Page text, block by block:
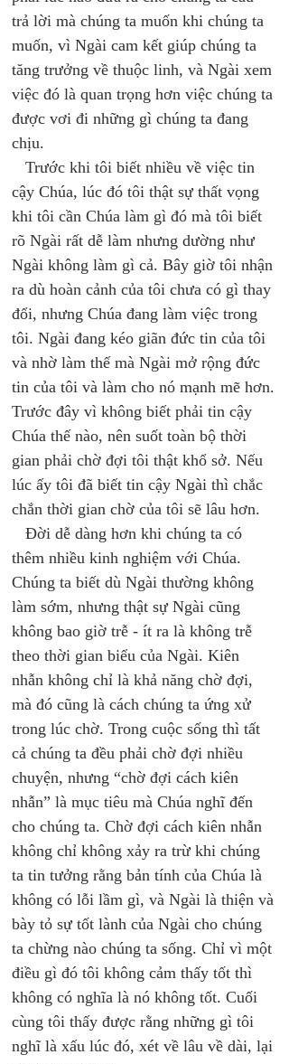
trả lời mà chúng ta muốn khi chúng ta
muốn, vì Ngài cam kết giúp chúng ta
tăng trưởng về thuộc linh, và Ngài xem
việc đó là quan trọng hơn việc chúng ta
được vơi đi những gì chúng ta đang
chịu.
Trước khi tôi biết nhiều về việc tin
cậy Chúa, lúc đó tôi thật sự thất vọng
khi tôi cần Chúa làm gì đó mà tôi biết
rõ Ngài rất dễ làm nhưng dường như
Ngài không làm gì cả. Bây giờ tôi nhận
ra dù hoàn cảnh của tôi chưa có gì thay
đổi, nhưng Chúa đang làm việc trong
tôi. Ngài đang kéo giãn đức tin của tôi
và nhờ làm thế mà Ngài mở rộng đức
tin của tôi và làm cho nó mạnh mẽ hơn.
Trước đây vì không biết phải tin cậy
Chúa thế nào, nên suốt toàn bộ thời
gian phải chờ đợi tôi thật khổ sở. Nếu
lúc ấy tôi đã biết tin cậy Ngài thì chắc
chắn thời gian chờ của tôi sẽ lâu hơn.
Đời dễ dàng hơn khi chúng ta có
thêm nhiều kinh nghiệm với Chúa.
Chúng ta biết dù Ngài thường không
làm sớm, nhưng thật sự Ngài cũng
không bao giờ trễ - ít ra là không trễ
theo thời gian biểu của Ngài. Kiên
nhẫn không chỉ là khả năng chờ đợi,
mà đó cũng là cách chúng ta ứng xử
trong lúc chờ. Trong cuộc sống thì tất
cả chúng ta đều phải chờ đợi nhiều
chuyện, nhưng “chờ đợi cách kiên
nhẫn” là mục tiêu mà Chúa nghĩ đến
cho chúng ta. Chờ đợi cách kiên nhẫn
không chỉ không xảy ra trừ khi chúng
ta tin tưởng rằng bản tính của Chúa là
không có lỗi lầm gì, và Ngài là thiện và
bày tỏ sự tốt lành của Ngài cho chúng
ta chừng nào chúng ta sống. Chỉ vì một
điều gì đó tôi không cảm thấy tốt thì
không có nghĩa là nó không tốt. Cuối
cùng tôi thấy được rằng những gì tôi
nghĩ là xấu lúc đó, xét về lâu về dài, lại